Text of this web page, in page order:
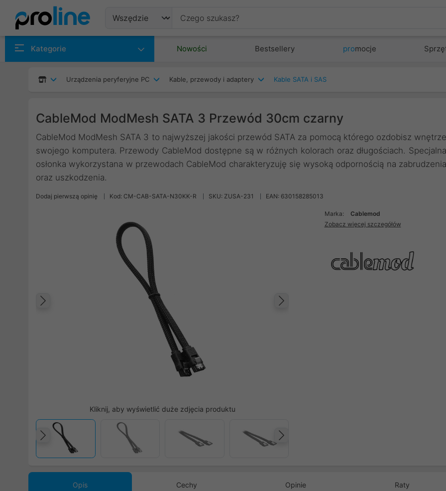
Kategorie Nowości Bestsellery promocje
Urządzenia peryferyjne PC Kable, przewody i adaptery Kable SATA i SAS
CableMod ModMesh SATA 3 Przewód 30cm czarny
CableMod ModMesh SATA 3 to najwyższej jakości przewód SATA za pomocą którego ozdobisz wnętrze
swojego komputera. Przewody CableMod dostępne są w różnych kolorach oraz długościach. Specjalna
osłonka wykorzystana w przewodach CableMod charakteryzuję się wysoką odpornością na zabrudzenia
oraz uszkodzenia.
Dodaj pierwszą opinię Kod: CM-CAB-SATA-N30KK-R SKU: ZUSA-231 EAN: 630158285013
Kliknij, aby wyświetlić duże zdjęcia produktu
Poprzedni
Marka:
Cablemod
Zobacz więcej szczegółów
Opis Cechy Opinie Raty